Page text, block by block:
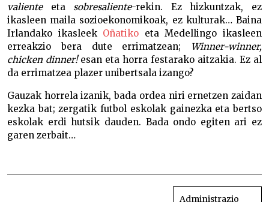
valienteeta sobresaliente-rekin. Ez hizkuntzak, ez
ikasleen maila sozioekonomikoak, ez kulturak… Baina
Irlandako ikasleek Oñatiko eta Medellingo ikasleen
erreakzio bera dute errimatzean;
Winner-winner,
chicken dinner!esan eta horra festarako aitzakia. Ez al
da errimatzea plazer unibertsala izango?
Gauzak horrela izanik, bada ordea niri ernetzen zaidan
kezka bat; zergatik futbol eskolak gainezka eta bertso
eskolak erdi hutsik dauden. Bada ondo egiten ari ez
garen zerbait…
BIDALKETETAN
Administrazio